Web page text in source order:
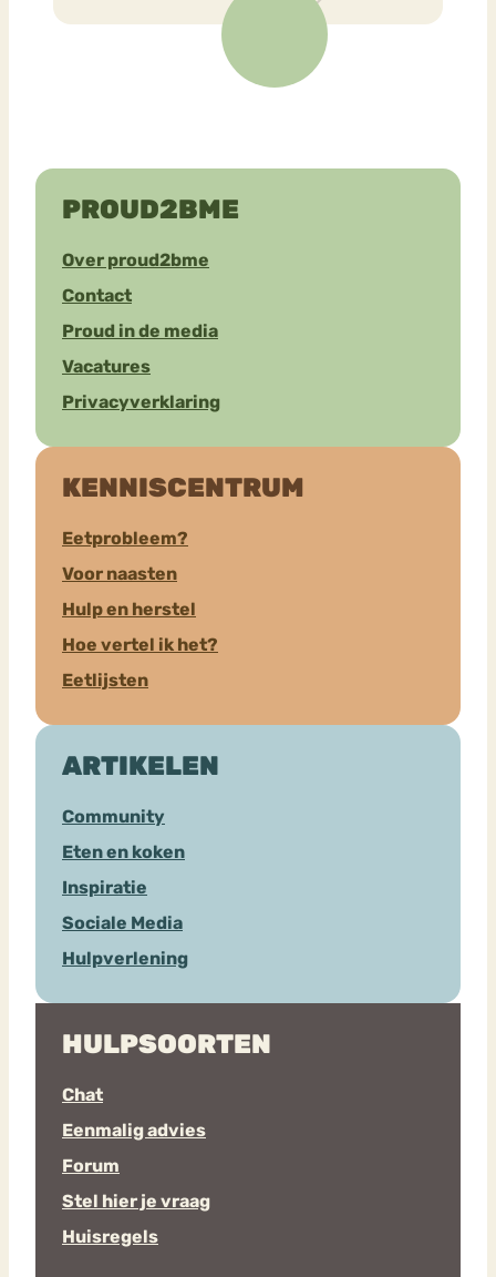
PROUD2BME
Over proud2bme
Contact
Proud in de media
Vacatures
Privacyverklaring
KENNISCENTRUM
Eetprobleem?
Voor naasten
Hulp en herstel
Hoe vertel ik het?
Eetlijsten
ARTIKELEN
Community
Eten en koken
Inspiratie
Sociale Media
Hulpverlening
HULPSOORTEN
Chat
Eenmalig advies
Forum
Stel hier je vraag
Huisregels